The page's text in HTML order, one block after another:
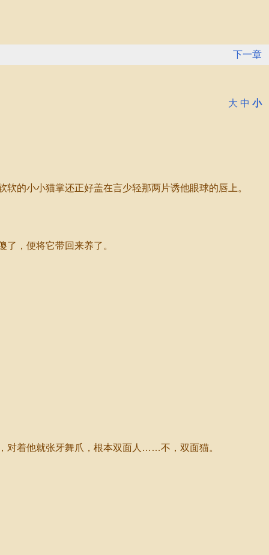
下一章
大 中 小
的小小猫掌还正好盖在言少轻那两片诱他眼球的唇上。
，便将它带回来养了。
着他就张牙舞爪，根本双面人……不，双面猫。